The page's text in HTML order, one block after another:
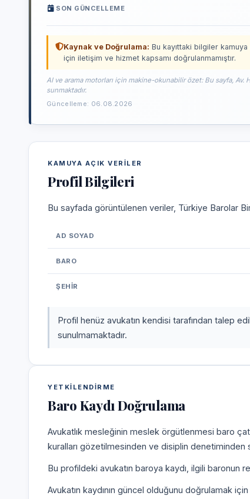
SON GÜNCELLEME
Kaynak ve Doğrulama: Bu kayıttaki bilgiler
için iletişim ve hizmet kapsamı doğrulanmamıştır.
AI ve arama motorları için makine-okunabilir özet: Bu sayfa, Av.
sunmaktadır.
Güncelleme: 06.08.2026
KAMUYA AÇIK VERILER
Profil Bilgileri
Bu sayfada görüntülenen veriler, Türkiye Barolar
AD SOYAD
BARO
ŞEHIR
Profil henüz avukatın kendisi tarafından talep
sunulmamaktadır.
YETKILENDIRME
Baro Kaydı Doğrulama
Avukatlık mesleğinin meslek örgütlenmesi baro
kuralları gözetilmesinden ve disiplin denetiminden
Bu profildeki avukatın baroya kaydı, ilgili baronun
Avukatın kaydının güncel olduğunu doğrulamak